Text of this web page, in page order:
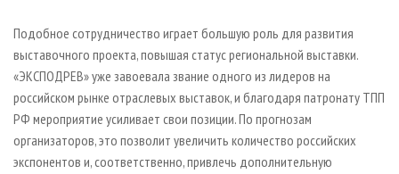
ПРОИЗВОДСТВО МЕБЕЛИ
БИОЭНЕРГЕТИКА
ЦБП
ИНСТРУМЕНТ И МАТЕРИАЛЫ
ПРИОРИТЕТНЫЕ ИНВЕСТПРОЕКТЫ
RUSSIAN FORESTRY REVIEW
ГАЗЕТА ЛЕСПРОМФОРУМ
БИБЛИОТЕКА СПЕЦИАЛИСТА
Подобное сотрудничество играет большую роль для развития
выставочного проекта, повышая статус региональной выставки.
«ЭКСПОДРЕВ» уже завоевала звание одного из лидеров на
российском рынке отраслевых выставок, и благодаря патронату ТПП
РФ мероприятие усиливает свои позиции. По прогнозам
организаторов, это позволит увеличить количество российских
экспонентов и, соответственно, привлечь дополнительную